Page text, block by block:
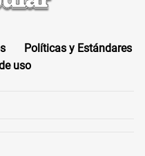
Políticas y Estándares
uso